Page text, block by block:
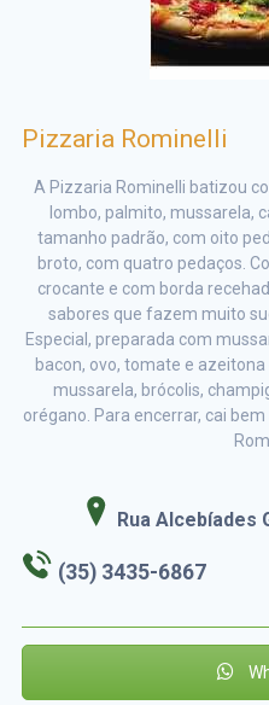
Pizzaria Rominelli
A Pizzaria Rominelli batizou
lombo, palmito, mussarela,
tamanho padrão, com oito
broto, com quatro pedaços.
crocante e com borda
sabores que fazem muito
Especial, preparada com
bacon, ovo, tomate e
mussarela, brócolis,
orégano. Para encerrar, cai
Rua Alcebíades
(35) 3435-6867